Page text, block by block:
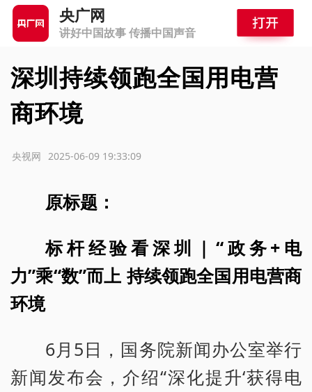
央广网
讲好中国故事 传播中国声音
深圳持续领跑全国用电营
商环境
2025-06-09 19:33:09
央视网
原标题：
标杆经验看深圳｜“政务+电
力”乘“数”而上 持续领跑全国用电营商
环境
6月5日，国务院新闻办公室举行
新闻发布会，介绍“深化提升‘获得电